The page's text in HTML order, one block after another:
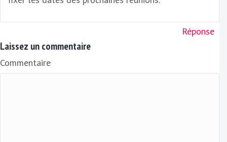
Réponse
Laissez un commentaire
Commentaire